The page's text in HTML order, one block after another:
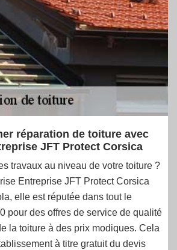
réparation de toiture avec
JFT Protect Corsica
travaux au niveau de votre toiture ?
Entreprise JFT Protect Corsica
elle est réputée dans tout le
pour des offres de service de qualité
la toiture à des prix modiques. Cela
à titre gratuit du devis